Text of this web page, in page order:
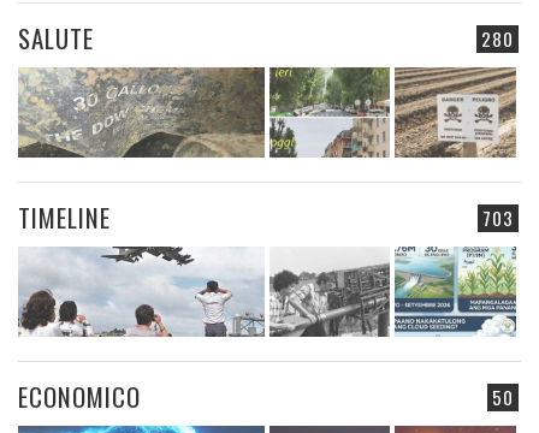
280
SALUTE
703
TIMELINE
50
ECONOMICO